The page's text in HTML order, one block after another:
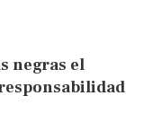
negras el